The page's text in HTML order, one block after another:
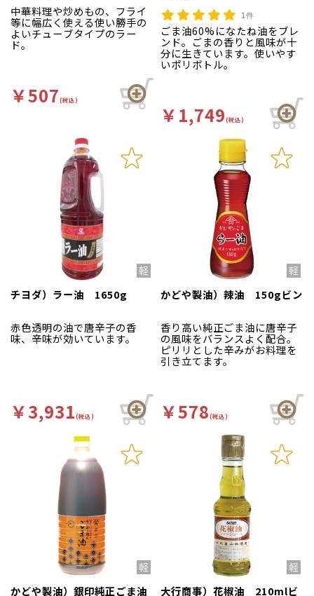
中華料理や炒めもの、フライ
等に幅広く使える使い勝手の
よいチューブタイプのラー
ド。
￥507(税込)
1件
ごま油60%になたね油をブレ
ンド。ごまの香りと風味が十
分に生きています。使いやす
いポリボトル。
￥1,749(税込)
チヨダ）ラー油 1650g
赤色透明の油で唐辛子の香
味、辛味が効いています。
￥3,931(税込)
かどや製油）辣油 150gビン
香り高い純正ごま油に唐辛子
の風味をバランスよく配合。
ピリリとした辛みがお料理を
引き立てます。
￥578(税込)
かどや製油）銀印純正ごま油
大行商事）花椒油 210mlビ